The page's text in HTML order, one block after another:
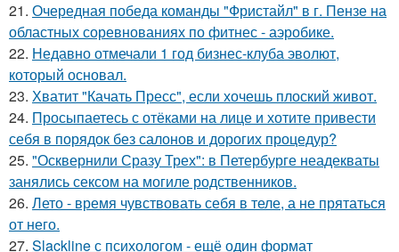
21. Очередная победа команды "Фристайл" в г. Пензе на
областных соревнованиях по фитнес - аэробике.
22. Недавно отмечали 1 год бизнес-клуба эволют,
который основал.
23. Хватит "Качать Пресс", если хочешь плоский живот.
24. Просыпаетесь с отёками на лице и хотите привести
себя в порядок без салонов и дорогих процедур?
25. "Осквернили Сразу Трех": в Петербурге неадекваты
занялись сексом на могиле родственников.
26. Лето - время чувствовать себя в теле, а не прятаться
от него.
27. Slackline с психологом - ещё один формат